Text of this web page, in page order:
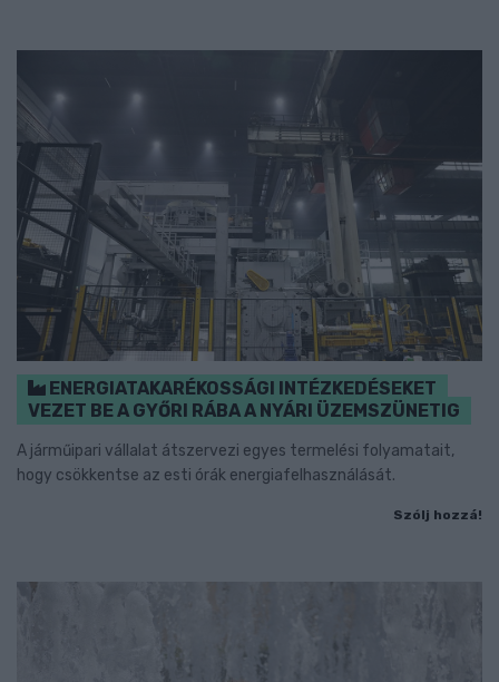
ENERGIATAKARÉKOSSÁGI INTÉZKEDÉSEKET
VEZET BE A GYŐRI RÁBA A NYÁRI ÜZEMSZÜNETIG
A járműipari vállalat átszervezi egyes termelési folyamatait,
hogy csökkentse az esti órák energiafelhasználását.
Szólj hozzá!